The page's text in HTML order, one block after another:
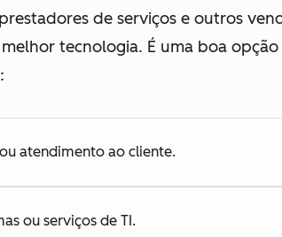
de serviços e outros
tecnologia. É uma boa
atendimento ao cliente.
ou serviços de TI.